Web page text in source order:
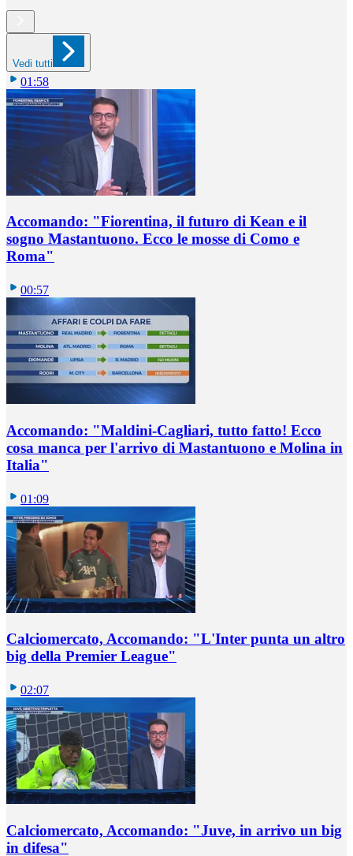
Vedi tutti
01:58
Accomando: "Fiorentina, il futuro di Kean e il
sogno Mastantuono. Ecco le mosse di Como e
Roma"
00:57
Accomando: "Maldini-Cagliari, tutto fatto! Ecco
cosa manca per l'arrivo di Mastantuono e Molina in
Italia"
01:09
Calciomercato, Accomando: "L'Inter punta un altro
big della Premier League"
02:07
Calciomercato, Accomando: "Juve, in arrivo un big
in difesa"